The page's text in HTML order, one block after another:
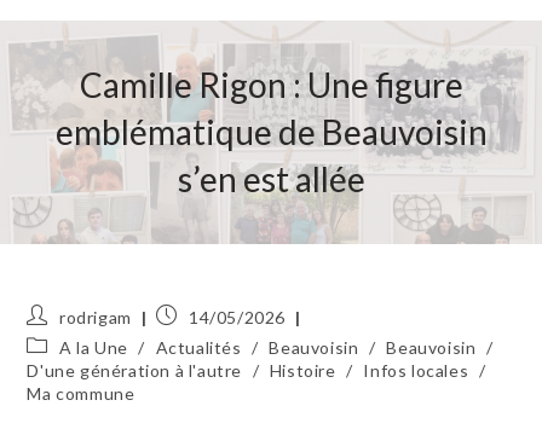
Camille Rigon : Une figure
emblématique de Beauvoisin
s’en est allée
Auteur/autrice
de
la
publication :
rodrigam
Publication
publiée :
14/05/2026
Post
category:
A la Une / Actualités / Beauvoisin / Beauvoisin /
D'une génération à l'autre / Histoire / Infos locales /
Ma commune